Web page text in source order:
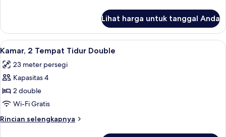
Falls
View
Superior
Queen
Room
Falls
View
Lihat harga untuk tanggal Anda
Lihat
semua
foto
untuk
Kamar,
2
Tempat
Tidur
Kamar, 2 Tempat Tidur Double |
4
Kamar, 2 Tempat Tidur Double
23 meter persegi
Kapasitas 4
2 double
Wi-Fi Gratis
Rincian selengkapnya
Rincian